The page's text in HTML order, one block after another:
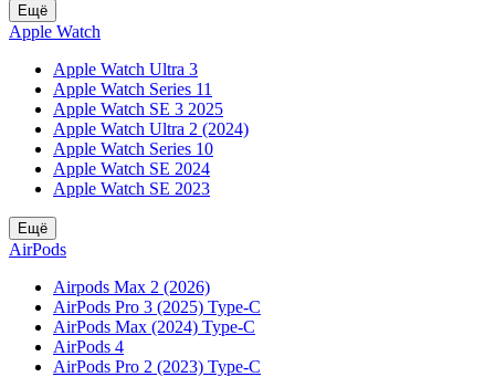
Ещё
Apple Watch
Apple Watch Ultra 3
Apple Watch Series 11
Apple Watch SE 3 2025
Apple Watch Ultra 2 (2024)
Apple Watch Series 10
Apple Watch SE 2024
Apple Watch SE 2023
Ещё
AirPods
Airpods Max 2 (2026)
AirPods Pro 3 (2025) Type-C
AirPods Max (2024) Type-C
AirPods 4
AirPods Pro 2 (2023) Type-C